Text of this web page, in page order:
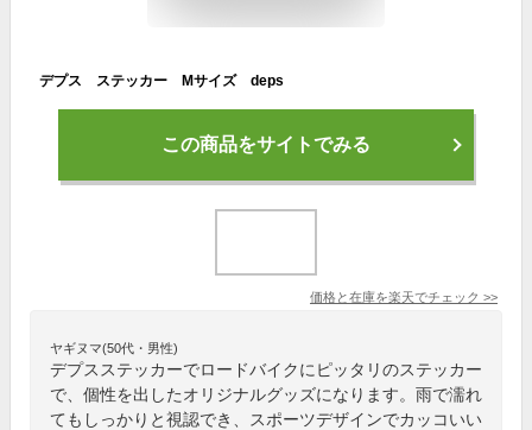
デプス ステッカー Mサイズ deps
この商品をサイトでみる
価格と在庫を楽天でチェック >>
ヤギヌマ(50代・男性)
デプスステッカーでロードバイクにピッタリのステッカー
で、個性を出したオリジナルグッズになります。雨で濡れ
てもしっかりと視認でき、スポーツデザインでカッコいい